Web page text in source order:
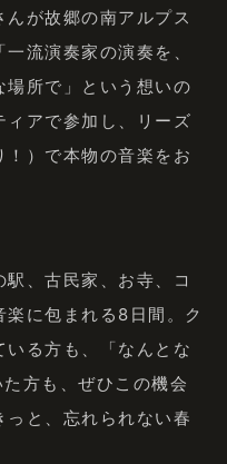
が故郷の南アルプス
流演奏家の演奏を、
所で」という想いの
ィアで参加し、リーズ
）で本物の音楽をお
、古民家、お寺、コ
に包まれる8日間。ク
る方も、「なんとな
方も、ぜひこの機会
と、忘れられない春